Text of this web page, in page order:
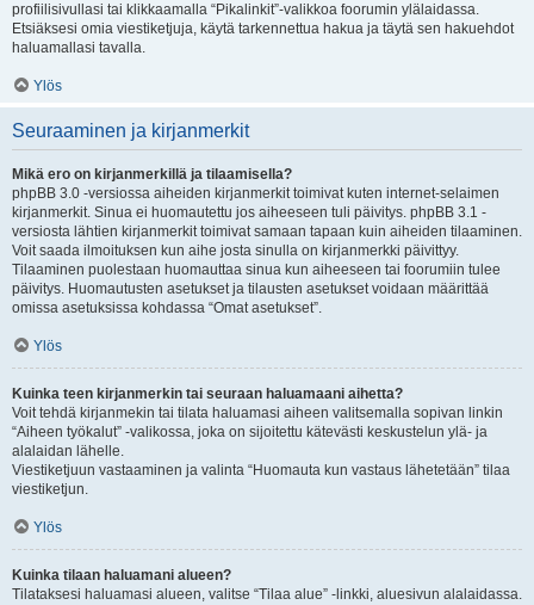
profiilisivullasi tai klikkaamalla “Pikalinkit”-valikkoa foorumin ylälaidassa.
Etsiäksesi omia viestiketjuja, käytä tarkennettua hakua ja täytä sen hakuehdot
haluamallasi tavalla.
Ylös
Seuraaminen ja kirjanmerkit
Mikä ero on kirjanmerkillä ja tilaamisella?
phpBB 3.0 -versiossa aiheiden kirjanmerkit toimivat kuten internet-selaimen
kirjanmerkit. Sinua ei huomautettu jos aiheeseen tuli päivitys. phpBB 3.1 -
versiosta lähtien kirjanmerkit toimivat samaan tapaan kuin aiheiden tilaaminen.
Voit saada ilmoituksen kun aihe josta sinulla on kirjanmerkki päivittyy.
Tilaaminen puolestaan huomauttaa sinua kun aiheeseen tai foorumiin tulee
päivitys. Huomautusten asetukset ja tilausten asetukset voidaan määrittää
omissa asetuksissa kohdassa “Omat asetukset”.
Ylös
Kuinka teen kirjanmerkin tai seuraan haluamaani aihetta?
Voit tehdä kirjanmekin tai tilata haluamasi aiheen valitsemalla sopivan linkin
“Aiheen työkalut” -valikossa, joka on sijoitettu kätevästi keskustelun ylä- ja
alalaidan lähelle.
Viestiketjuun vastaaminen ja valinta “Huomauta kun vastaus lähetetään” tilaa
viestiketjun.
Ylös
Kuinka tilaan haluamani alueen?
Tilataksesi haluamasi alueen, valitse “Tilaa alue” -linkki, aluesivun alalaidassa.